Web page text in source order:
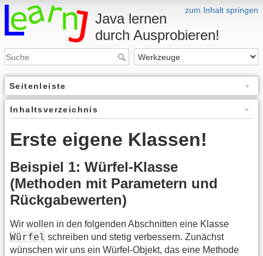
zum Inhalt springen
Java lernen
durch Ausprobieren!
Seitenleiste
Inhaltsverzeichnis
Erste eigene Klassen!
Beispiel 1: Würfel-Klasse
(Methoden mit Parametern und
Rückgabewerten)
Wir wollen in den folgenden Abschnitten eine Klasse
Würfel schreiben und stetig verbessern. Zunächst
wünschen wir uns ein Würfel-Objekt, das eine Methode